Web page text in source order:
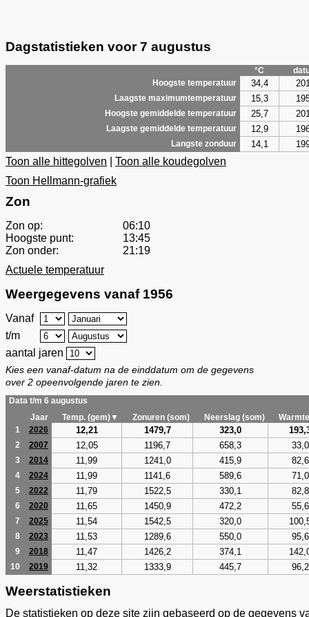
Dagstatistieken voor 7 augustus
°C
Hoogste temperatuur
34,4
Laagste maximumtemperatuur 15,3
Hoogste gemiddelde temperatuur 25,7
Laagste gemiddelde temperatuur 12,9
Langste zonduur 14,1
Toon alle hittegolven
Toon alle koudegolven
Toon Hellmann-grafiek
Zon
Zon op:
06:10
Hoogste punt:
13:45
Zon onder:
21:19
Actuele temperatuur
Weergegevens vanaf 1956
Vanaf
t/m
aantal jaren
Kies een vanaf-datum na de einddatum om de gegevens
over 2 opeenvolgende jaren te zien.
Data t/m 6 augustus
Jaar
Temp. (gem)▼ Zonuren (som) Neerslag (som)
1
2026 12,21 1479,7 323,0
2 2007 12,05 1196,7 658,3 33,0
3 2014 11,99 1241,0 415,9 82,6
4 2024 11,99 1141,6 589,6 71,0
5 2022 11,79 1522,5 330,1 82,8
6 2020 11,65 1450,9 472,2 55,6
7 2025 11,54 1542,5 320,0
8 2023 11,53 1289,6 550,0 95,6
9 2018 11,47 1426,2 374,1
10 2019 11,32 1333,9 445,7 96,2
Weerstatistieken
De statistieken op deze site zijn gebaseerd op de gegevens